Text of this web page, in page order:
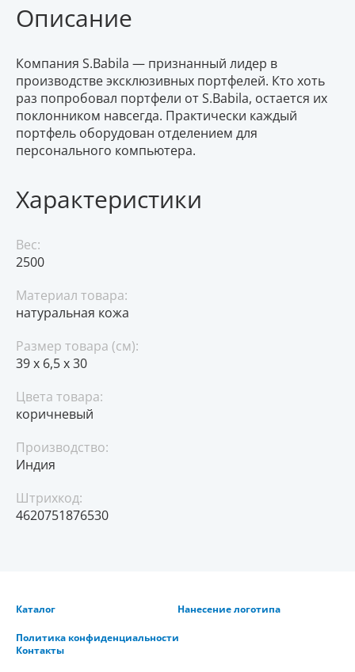
Описание
Компания S.Babila — признанный лидер в
производстве эксклюзивных портфелей. Кто хоть
раз попробовал портфели от S.Babila, остается их
поклонником навсегда. Практически каждый
портфель оборудован отделением для
персонального компьютера.
Характеристики
Вес:
2500
Материал товара:
натуральная кожа
Размер товара (см):
39 х 6,5 х 30
Цвета товара:
коричневый
Производство:
Индия
Штрихкод:
4620751876530
Каталог Нанесение логотипа
Политика конфиденциальности
Контакты